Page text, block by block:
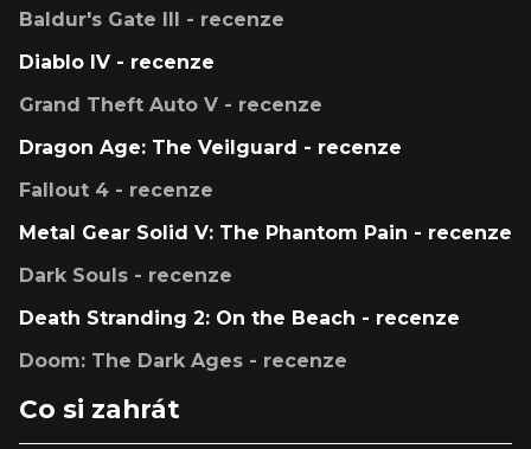
Baldur's Gate III - recenze
Diablo IV - recenze
Grand Theft Auto V - recenze
Dragon Age: The Veilguard - recenze
Fallout 4 - recenze
Metal Gear Solid V: The Phantom Pain - recenze
Dark Souls - recenze
Death Stranding 2: On the Beach - recenze
Doom: The Dark Ages - recenze
Co si zahrát